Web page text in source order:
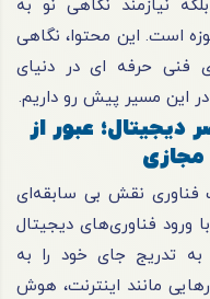
نیازمند نگاهی نو به
است. این محتوا، نگاهی
فنی حرفه ای در دنیای
این مسیر پیش رو داریم.
عبور از
نقش بی ‌سابقه‌ای
ورود فناوری‌های دیجیتال
تدریج جای خود را به
مانند اینترنت، هوش